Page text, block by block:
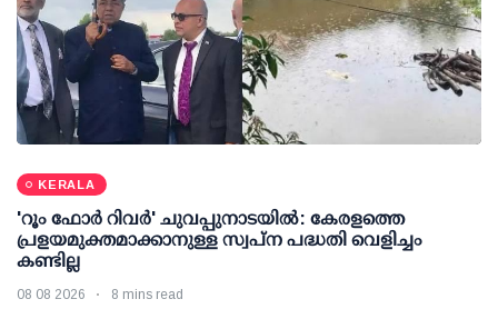
KERALA
'റൂം ഫോര്‍ റിവര്‍' ചുവപ്പുനാടയില്‍: കേരളത്തെ
പ്രളയമുക്തമാക്കാനുള്ള സ്വപ്ന പദ്ധതി വെളിച്ചം
കണ്ടില്ല
08 08 2026 8 mins read